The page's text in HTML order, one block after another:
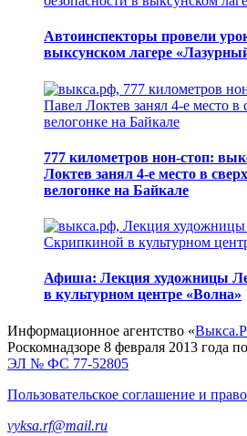
Автоинспекторы провели
выксунском лагере
777 километров нон-стоп:
Локтев занял 4-е место в
велогонке на Байкале
Афиша: Лекция художницы
в культурном центре «Волна»
Информационное агентство «
Роскомнадзоре 8 февраля 2013 года
ЭЛ № ФС 77-52805
Пользовательское соглашение и
vyksa.rf@mail.ru